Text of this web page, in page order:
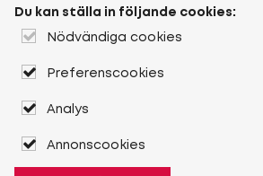
Du kan ställa in följande cookies:
Nödvändiga cookies
Preferenscookies
Analys
Annonscookies